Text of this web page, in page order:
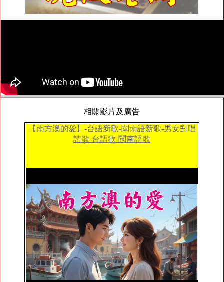
相關影片及廣告
【南方澳的愛】-台語新歌-閩南語新歌-男女對唱
請歌-台語歌-閩南語歌